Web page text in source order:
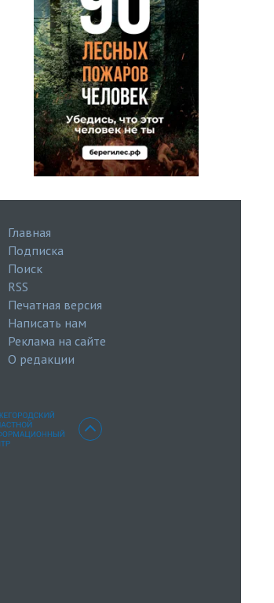
Главная
Подписка
Поиск
RSS
Печатная версия
Написать нам
Реклама на сайте
О редакции